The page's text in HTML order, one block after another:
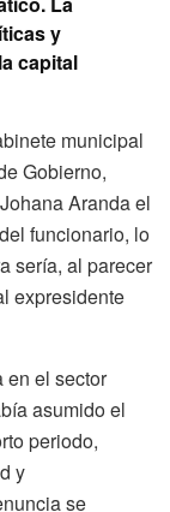
y
capital
municipal
Gobierno,
Aranda el
funcionario, lo
sería, al parecer
expresidente
en el sector
asumido el
periodo,
y
se